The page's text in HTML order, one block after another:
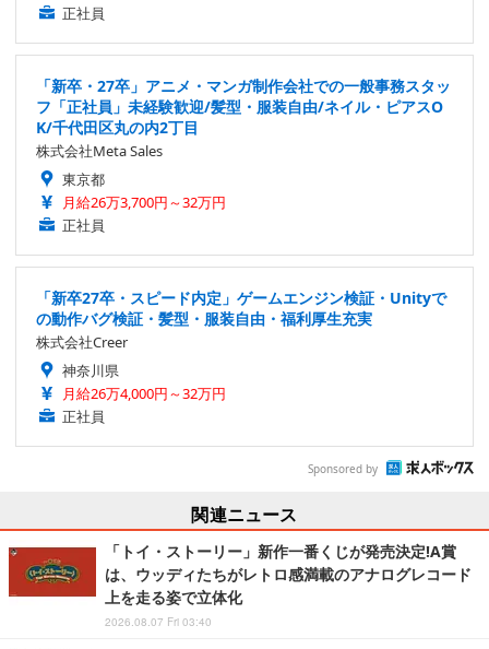
正社員
「新卒・27卒」アニメ・マンガ制作会社での一般事務スタッ
フ「正社員」未経験歓迎/髪型・服装自由/ネイル・ピアスO
K/千代田区丸の内2丁目
株式会社Meta Sales
東京都
月給26万3,700円～32万円
正社員
「新卒27卒・スピード内定」ゲームエンジン検証・Unityで
の動作バグ検証・髪型・服装自由・福利厚生充実
株式会社Creer
神奈川県
月給26万4,000円～32万円
正社員
Sponsored by
関連ニュース
「トイ・ストーリー」新作一番くじが発売決定!A賞
は、ウッディたちがレトロ感満載のアナログレコード
上を走る姿で立体化
2026.08.07 Fri 03:40